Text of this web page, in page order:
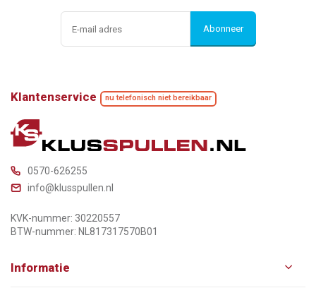
Abonneer
Klantenservice nu telefonisch niet bereikbaar
0570-626255
info@klusspullen.nl
KVK-nummer: 30220557
BTW-nummer: NL817317570B01
Informatie